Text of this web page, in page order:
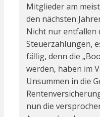
Mitglieder am
den nächsten
Nicht nur entfallen
Steuerzahlungen,
fällig, denn die
werden, haben im
Unsummen in die
nun die